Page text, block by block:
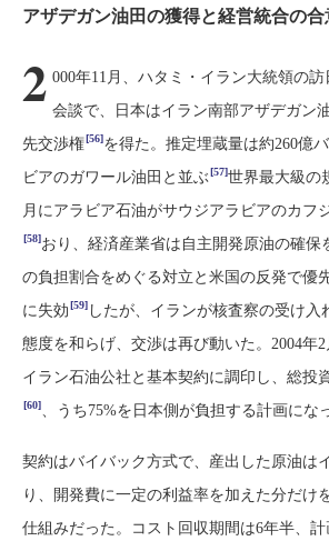
アザデガン油田の獲得と経営統合の
2 000年11月、ハタミ・イラン大統領の
会談で、日本はイラン南部アザデガン
先交渉権[56]を得た。推定埋蔵量は約260億
ビアのガワール油田と並ぶ[57]世界最大級の
月にアラビア石油がサウジアラビアのカフ
[58]おり、経済産業省は自主開発原油の確保
の負担割合をめぐる対立と米国の反発で優
に失効[59] したが、イランが核査察の受け入
態度を和らげ、交渉は再び動いた。2004年
イラン石油公社と基本契約に調印し、総投
[60] 、うち75%を日本側が負担する計画にな
契約はバイバック方式で、産出した原油は
り、開発費に一定の利益率を加えた分だけ
仕組みだった。コスト回収期間は6年半、